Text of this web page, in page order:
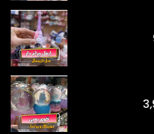
تومان750,000
تومان900,000